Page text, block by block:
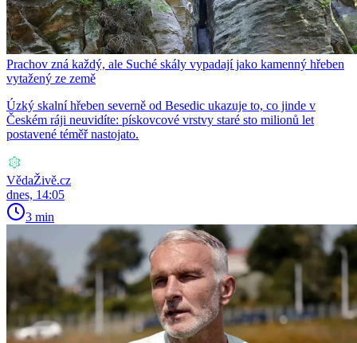
Prachov zná každý, ale Suché skály vypadají jako kamenný hřeben
vytažený ze země
Úzký skalní hřeben severně od Besedic ukazuje to, co jinde v
Českém ráji neuvidíte: pískovcové vrstvy staré sto milionů let
postavené téměř nastojato.
VědaŽivě.cz
dnes, 14:05
3 min